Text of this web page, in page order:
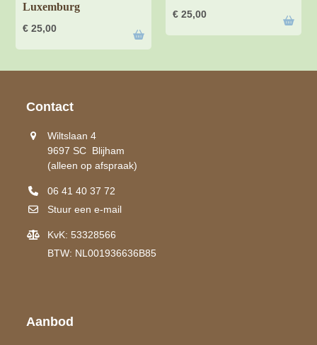
Luxemburg
€ 25,00
€ 25,00
Contact
Wiltslaan 4
9697 SC Blijham
(alleen op afspraak)
06 41 40 37 72
Stuur een e-mail
KvK: 53328566
BTW: NL001936636B85
Aanbod